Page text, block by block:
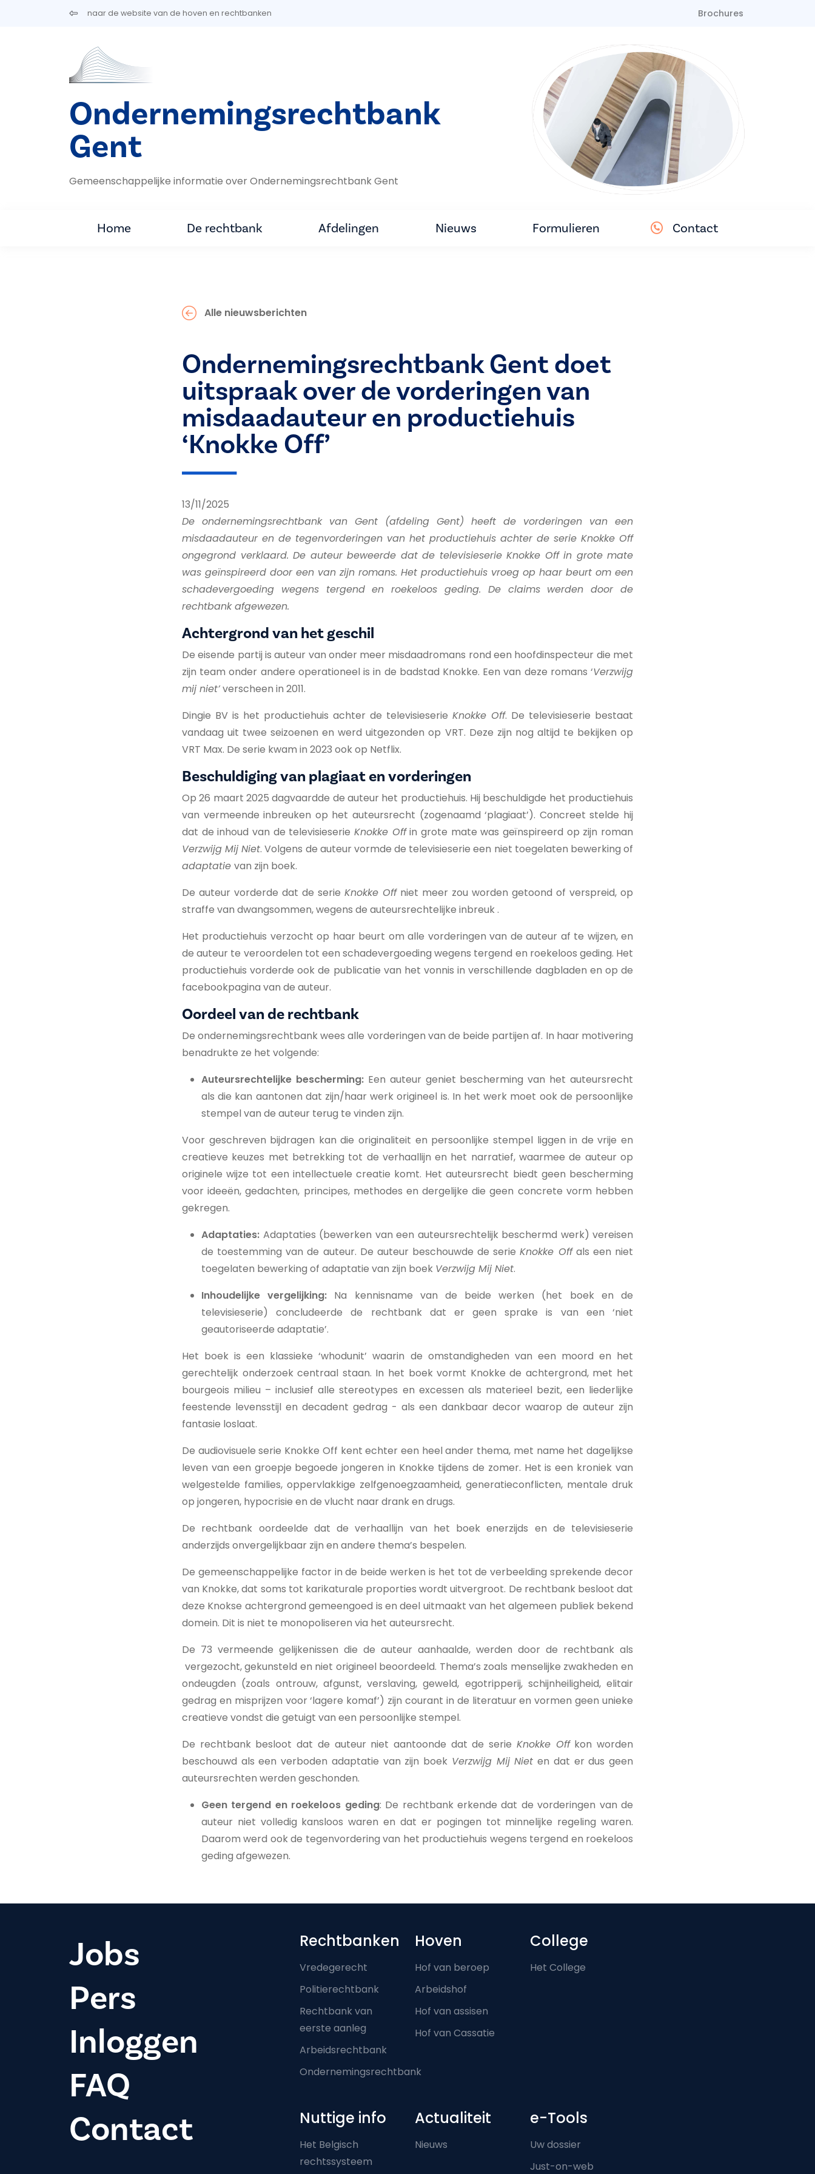
Overslaan en naar de inhoud gaannaar de website van de hoven en rechtbanken Brochures
Ondernemingsrechtbank
Gent
Gemeenschappelijke informatie over Ondernemings­rechtbank Gent
Home De rechtbank Afdelingen Nieuws Formulieren Contact
Alle nieuwsberichten
Ondernemingsrechtbank Gent doet
uitspraak over de vorderingen van
misdaadauteur en productiehuis
‘Knokke Off’
13/11/2025
De ondernemingsrechtbank van Gent (afdeling Gent) heeft de vorderingen van een
misdaadauteur en de tegenvorderingen van het productiehuis achter de serie Knokke Off
ongegrond verklaard. De auteur beweerde dat de televisieserie Knokke Off in grote mate
was geïnspireerd door een van zijn romans. Het productiehuis vroeg op haar beurt om een
schadevergoeding wegens tergend en roekeloos geding. De claims werden door de
rechtbank afgewezen.
Achtergrond van het geschil
De eisende partij is auteur van onder meer misdaadromans rond een hoofdinspecteur die met
zijn team onder andere operationeel is in de badstad Knokke. Een van deze romans ‘Verzwijg
mij niet’verscheen in 2011.
Dingie BV is het productiehuis achter de televisieserie Knokke Off. De televisieserie bestaat
vandaag uit twee seizoenen en werd uitgezonden op VRT. Deze zijn nog altijd te bekijken op
VRT Max. De serie kwam in 2023 ook op Netflix.
Beschuldiging van plagiaat en vorderingen
Op 26 maart 2025 dagvaardde de auteur het productiehuis. Hij beschuldigde het productiehuis
van vermeende inbreuken op het auteursrecht (zogenaamd ‘plagiaat’). Concreet stelde hij
dat de inhoud van de televisieserie Knokke Offin grote mate was geïnspireerd op zijn roman
Verzwijg Mij Niet. Volgens de auteur vormde de televisieserie een niet toegelaten bewerking of
adaptatie van zijn boek.
De auteur vorderde dat de serie Knokke Offniet meer zou worden getoond of verspreid, op
straffe van dwangsommen, wegens de auteursrechtelijke inbreuk .
Het productiehuis verzocht op haar beurt om alle vorderingen van de auteur af te wijzen, en
de auteur te veroordelen tot een schadevergoeding wegens tergend en roekeloos geding. Het
productiehuis vorderde ook de publicatie van het vonnis in verschillende dagbladen en op de
facebookpagina van de auteur.
Oordeel van de rechtbank
De ondernemingsrechtbank wees alle vorderingen van de beide partijen af. In haar motivering
benadrukte ze het volgende:
Auteursrechtelijke bescherming:Een auteur geniet bescherming van het auteursrecht
als die kan aantonen dat zijn/haar werk origineel is. In het werk moet ook de persoonlijke
stempel van de auteur terug te vinden zijn.
Voor geschreven bijdragen kan die originaliteit en persoonlijke stempel liggen in de vrije en
creatieve keuzes met betrekking tot de verhaallijn en het narratief, waarmee de auteur op
originele wijze tot een intellectuele creatie komt. Het auteursrecht biedt geen bescherming
voor ideeën, gedachten, principes, methodes en dergelijke die geen concrete vorm hebben
gekregen.
Adaptaties: Adaptaties (bewerken van een auteursrechtelijk beschermd werk) vereisen
de toestemming van de auteur. De auteur beschouwde de serieKnokke Offals een niet
toegelaten bewerking of adaptatie van zijn boek Verzwijg Mij Niet.
Inhoudelijke vergelijking: Na kennisname van de beide werken (het boek en de
televisieserie) concludeerde de rechtbank dat er geen sprake is van een ‘niet
geautoriseerde adaptatie’.
Het boek is een klassieke ‘whodunit’ waarin de omstandigheden van een moord en het
gerechtelijk onderzoek centraal staan. In het boek vormt Knokke de achtergrond, met het
bourgeois milieu – inclusief alle stereotypes en excessen als materieel bezit, een liederlijke
feestende levensstijl en decadent gedrag - als een dankbaar decor waarop de auteur zijn
fantasie loslaat.
De audiovisuele serie Knokke Off kent echter een heel ander thema, met name het dagelijkse
leven van een groepje begoede jongeren in Knokke tijdens de zomer. Het is een kroniek van
welgestelde families, oppervlakkige zelfgenoegzaamheid, generatieconflicten, mentale druk
op jongeren, hypocrisie en de vlucht naar drank en drugs.
De rechtbank oordeelde dat de verhaallijn van het boek enerzijds en de televisieserie
anderzijds onvergelijkbaar zijn en andere thema’s bespelen.
De gemeenschappelijke factor in de beide werken is het tot de verbeelding sprekende decor
van Knokke, dat soms tot karikaturale proporties wordt uitvergroot. De rechtbank besloot dat
deze Knokse achtergrond gemeengoed is en deel uitmaakt van het algemeen publiek bekend
domein. Dit is niet te monopoliseren via het auteursrecht.
De 73 vermeende gelijkenissen die de auteur aanhaalde, werden door de rechtbank als
vergezocht, gekunsteld en niet origineel beoordeeld. Thema’s zoals menselijke zwakheden en
ondeugden (zoals ontrouw, afgunst, verslaving, geweld, egotripperij, schijnheiligheid, elitair
gedrag en misprijzen voor ‘lagere komaf’) zijn courant in de literatuur en vormen geen unieke
creatieve vondst die getuigt van een persoonlijke stempel.
De rechtbank besloot dat de auteur niet aantoonde dat de serie Knokke Offkon worden
beschouwd als een verboden adaptatie van zijn boek Verzwijg Mij Niet en dat er dus geen
auteursrechten werden geschonden.
Geen tergend en roekeloos geding: De rechtbank erkende dat de vorderingen van de
auteur niet volledig kansloos waren en dat er pogingen tot minnelijke regeling waren.
Daarom werd ook de tegenvordering van het productiehuis wegens tergend en roekeloos
geding afgewezen.
Jobs
Pers
Inloggen
FAQ
Contact
Footer-menu
Rechtbanken
Vredegerecht
Politierechtbank
Rechtbank van
eerste aanleg
Arbeidsrechtbank
Ondernemingsrechtbank
Hoven
Hof van beroep
Arbeidshof
Hof van assisen
Hof van Cassatie
College
Het College
Nuttige info
Het Belgisch
rechtssysteem
Actualiteit
Nieuws
e-Tools
Uw dossier
Just-on-web